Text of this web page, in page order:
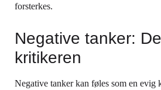
forsterkes.
Negative tanker:
kritikeren
Negative tanker kan føles som en evig